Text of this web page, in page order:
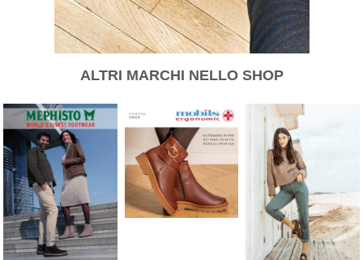
ALTRI MARCHI NELLO SHOP